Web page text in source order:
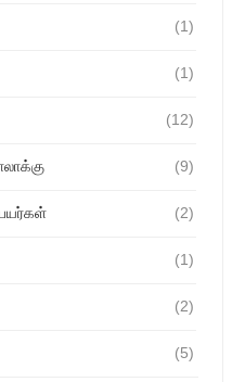
(1)
(1)
(12)
(9)
(2)
(1)
(2)
(5)